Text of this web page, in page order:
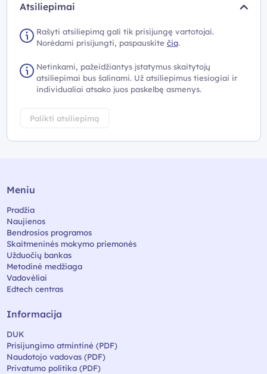
Atsiliepimai
Rašyti atsiliepimą gali tik prisijungę vartotojai.
Norėdami prisijungti, paspauskite čia.
Netinkami, pažeidžiantys įstatymus skaitytojų
atsiliepimai bus šalinami. Už atsiliepimus tiesiogiai ir
individualiai atsako juos paskelbę asmenys.
Palikti atsiliepimą
Meniu
Pradžia
Naujienos
Bendrosios programos
Skaitmeninės mokymo priemonės
Užduočių bankas
Metodinė medžiaga
Vadovėliai
Edtech centras
Informacija
DUK
Prisijungimo atmintinė (PDF)
Naudotojo vadovas (PDF)
Privatumo politika (PDF)